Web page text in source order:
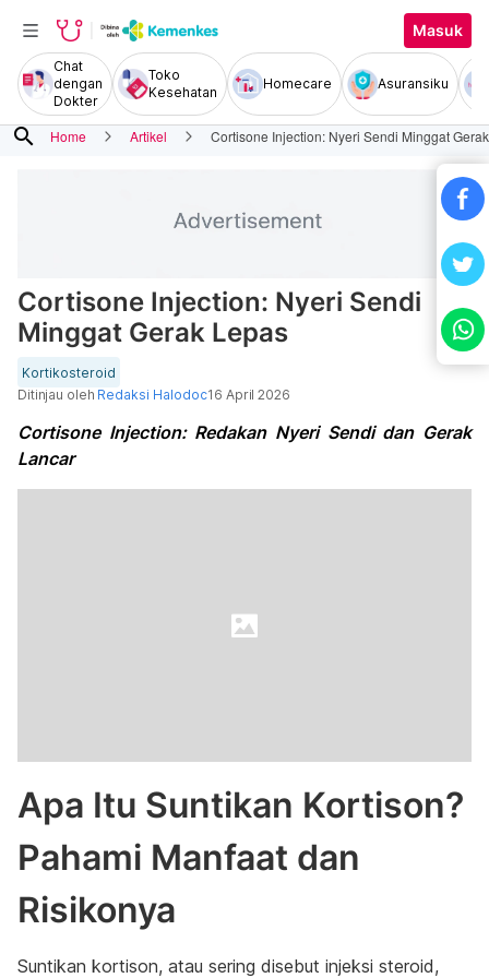
Masuk
Chat
dengan
Dokter
Toko
Kesehatan
Homecare Asuransiku
search Home Artikel Cortisone Injection: Nyeri Sendi Minggat
Cortisone Injection: Nyeri Sendi
Minggat Gerak Lepas
Kortikosteroid
Ditinjau oleh Redaksi Halodoc16 April 2026
Cortisone Injection: Redakan Nyeri Sendi dan Gerak
Lancar
Apa Itu Suntikan Kortison?
Pahami Manfaat dan
Risikonya
Suntikan kortison, atau sering disebut injeksi steroid,